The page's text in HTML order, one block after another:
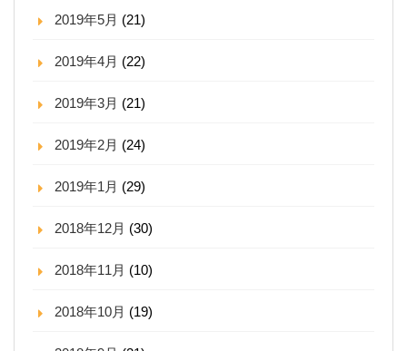
2019年5月 (21)
2019年4月 (22)
2019年3月 (21)
2019年2月 (24)
2019年1月 (29)
2018年12月 (30)
2018年11月 (10)
2018年10月 (19)